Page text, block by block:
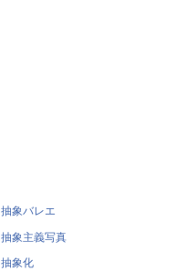
抽象バレエ
抽象主義写真
抽象化